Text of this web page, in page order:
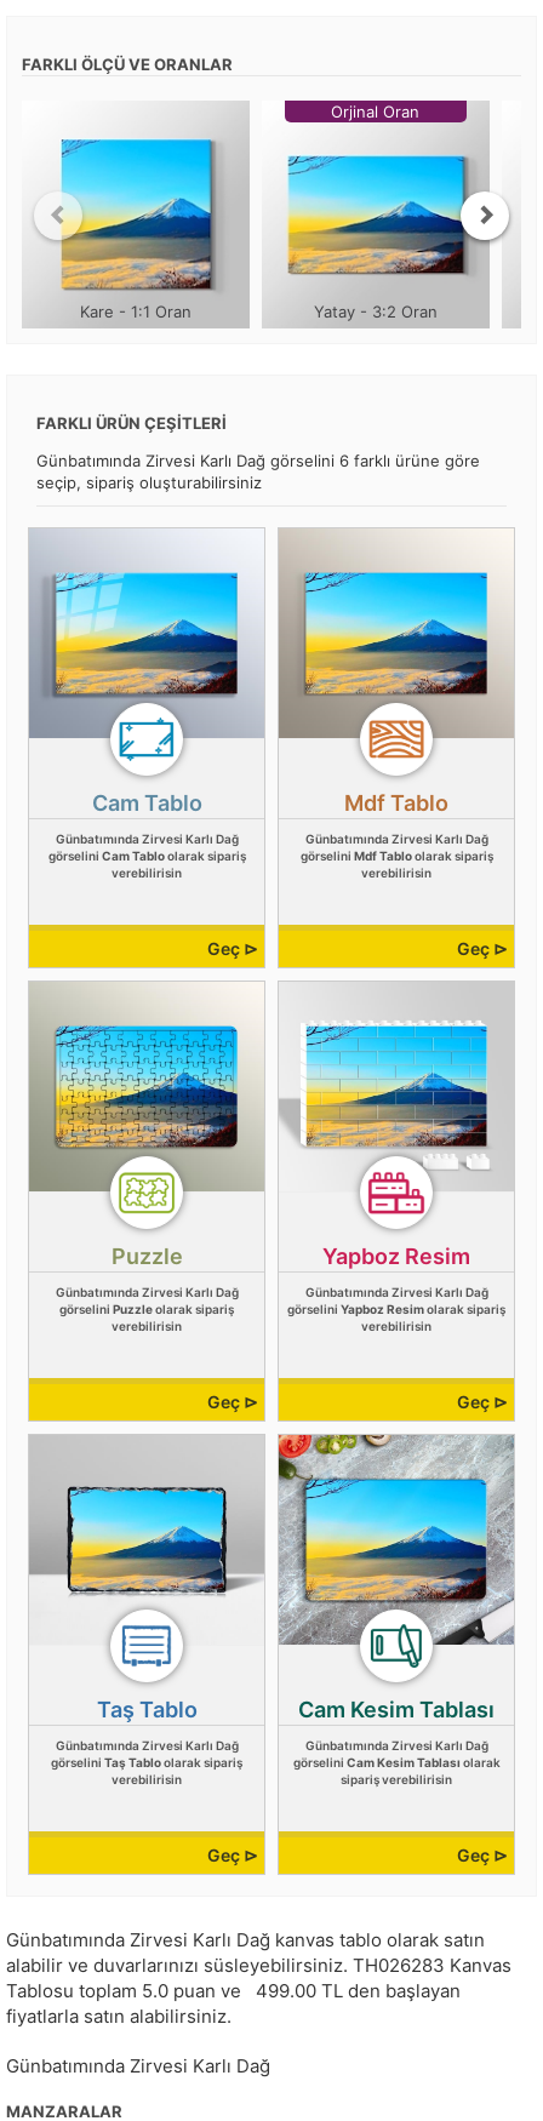
FARKLI ÖLÇÜ VE ORANLAR
Kare - 1:1 Oran
Orjinal Oran
Yatay - 3:2 Oran
FARKLI ÜRÜN ÇEŞİTLERİ
Günbatımında Zirvesi Karlı Dağ görselini 6 farklı ürüne göre
seçip, sipariş oluşturabilirsiniz
Cam Tablo
Günbatımında Zirvesi Karlı Dağ
görselini Cam Tabloolarak sipariş
verebilirisin
Geç ⊳
Mdf Tablo
Günbatımında Zirvesi Karlı Dağ
görselini Mdf Tabloolarak sipariş
verebilirisin
Geç ⊳
Puzzle
Günbatımında Zirvesi Karlı Dağ
görselini Puzzleolarak sipariş
verebilirisin
Geç ⊳
Yapboz Resim
Günbatımında Zirvesi Karlı Dağ
görselini Yapboz Resimolarak sipariş
verebilirisin
Geç ⊳
Taş Tablo
Günbatımında Zirvesi Karlı Dağ
görselini Taş Tabloolarak sipariş
verebilirisin
Geç ⊳
Cam Kesim Tablası
Günbatımında Zirvesi Karlı Dağ
görselini Cam Kesim Tablası olarak
sipariş verebilirisin
Geç ⊳
Günbatımında Zirvesi Karlı Dağ kanvas tablo olarak satın
alabilir ve duvarlarınızı süsleyebilirsiniz. TH026283 Kanvas
Tablosu toplam 5.0 puan ve 499.00 TL den başlayan
fiyatlarla satın alabilirsiniz.
Günbatımında Zirvesi Karlı Dağ
MANZARALAR